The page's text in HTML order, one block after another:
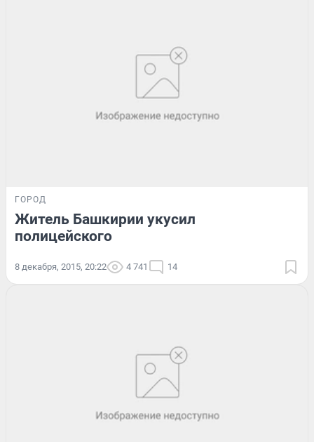
ГОРОД
Житель Башкирии укусил
полицейского
8 декабря, 2015, 20:22 4 741 14